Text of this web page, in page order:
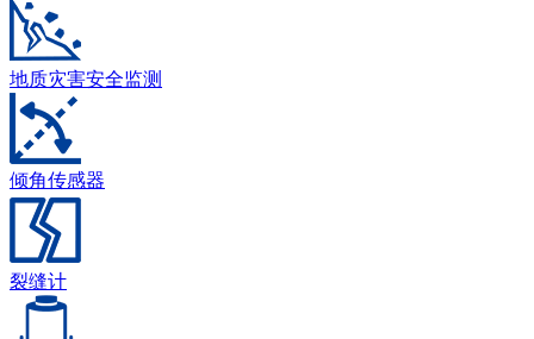
地质灾害安全监测
倾角传感器
裂缝计